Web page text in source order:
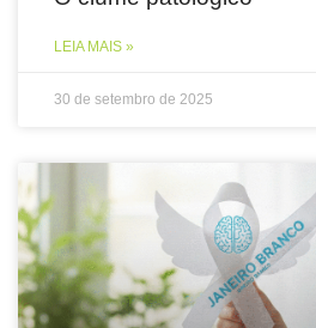
LEIA MAIS »
30 de setembro de 2025